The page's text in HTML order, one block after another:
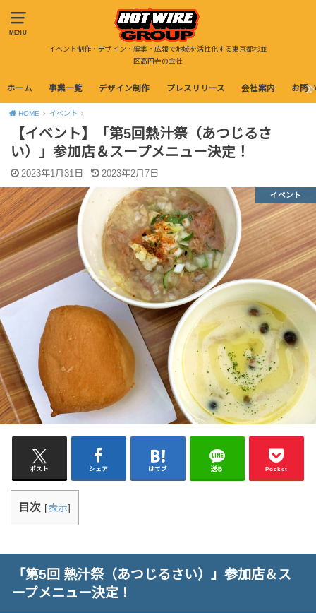
MENU
イベント制作・デザイン・編集・広報で地域を活性化する東京都杉並
区高円寺の会社
ホーム 事業一覧 デザイン制作 プレスリリース 会社案内 お問
HOME イベント
【イベント】「第5回熱汁祭（あつじるさ
い）」参加店＆スープメニュー決定！
2023年1月31日 2023年2月7日
イベント
ポスト シェア はてブ 送る Pocket
目次 [表示]
「第5回 熱汁祭（あつじるさい）」参加店＆ス
ープメニュー決定！